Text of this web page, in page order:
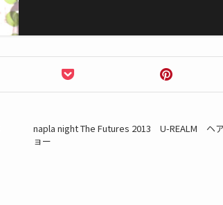
napla night The Futures 2013 U-REALM ヘ
ョー